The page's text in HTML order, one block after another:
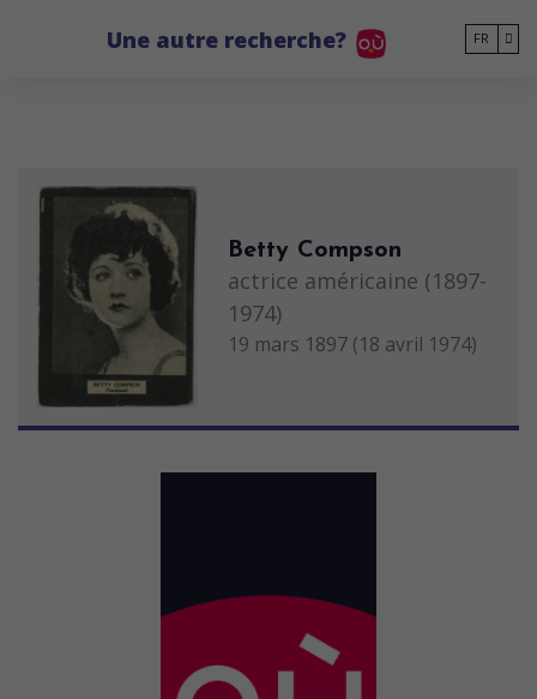
Une autre recherche? FR
Betty Compson
actrice américaine (1897-
1974)
19 mars 1897 (18 avril 1974)